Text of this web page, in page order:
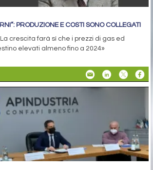
PRODUZIONE E COSTI SONO COLLEGATI
crescita farà sì che i prezzi di gas ed
elevati almeno fino a 2024»